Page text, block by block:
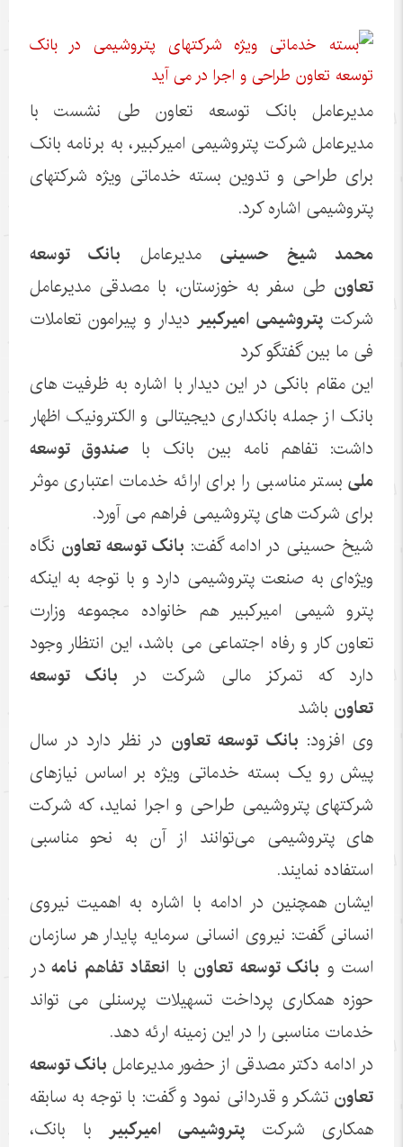
مدیرعامل بانک توسعه تعاون طی نشست با
مدیرعامل شرکت پتروشیمی امیرکبیر، به برنامه بانک
برای طراحی و تدوین بسته خدماتی ویژه شرکتهای
پتروشیمی اشاره کرد.
محمد شیخ حسینیمدیرعامل بانک توسعه
تعاون طی سفر به خوزستان، با مصدقی مدیرعامل
شرکت پتروشیمی امیرکبیردیدار و پیرامون تعاملات
فی ما بین گفتگو کرد
این مقام بانکی در این دیدار با اشاره به ظرفیت های
بانک از جمله بانکداری دیجیتالی و الکترونیک اظهار
داشت: تفاهم نامه بین بانک باصندوق توسعه
ملیبستر مناسبی را برای ارائه خدمات اعتباری موثر
برای شرکت های پتروشیمی فراهم می آورد.
شیخ حسینی در ادامه گفت: بانک توسعه تعاون نگاه
ویژه‌ای به صنعت پتروشیمی دارد و با توجه به اینکه
پترو شیمی امیرکبیر هم خانواده مجموعه وزارت
تعاون کار و رفاه اجتماعی می باشد، این انتظار وجود
دارد که تمرکز مالی شرکت در بانک توسعه
تعاون باشد
وی افزود: بانک توسعه تعاون در نظر دارد در سال
پیش رو یک بسته خدماتی ویژه بر اساس نیازهای
شرکتهای پتروشیمی طراحی و اجرا نماید، که شرکت
های پتروشیمی می‌توانند از آن به نحو مناسبی
استفاده نمایند.
ایشان همچنین در ادامه با اشاره به اهمیت نیروی
انسانی گفت: نیروی انسانی سرمایه پایدار هر سازمان
است و بانک توسعه تعاون با انعقاد تفاهم نامهدر
حوزه همکاری پرداخت تسهیلات پرسنلی می تواند
خدمات مناسبی را در این زمینه ارئه دهد.
در ادامه دکتر مصدقی از حضور مدیرعامل بانک توسعه
تعاون تشکر و قدردانی نمود و گفت: با توجه به سابقه
همکاری شرکت پتروشیمی امیرکبیربا بانک،